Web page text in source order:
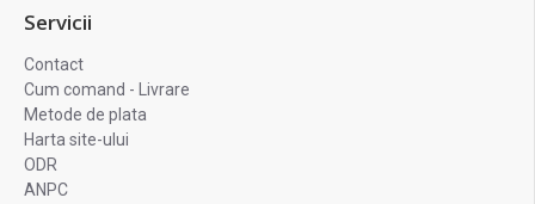
Servicii
Contact
Cum comand - Livrare
Metode de plata
Harta site-ului
ODR
ANPC